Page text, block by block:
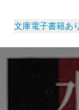
文庫電子書籍あり